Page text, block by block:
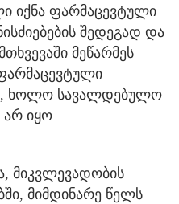
იქნა ფარმაცევტული
შედეგად და
მეწარმეს
ხოლო სავალდებულო
არ იყო
მიკვლევადობის
მიმდინარე წელს